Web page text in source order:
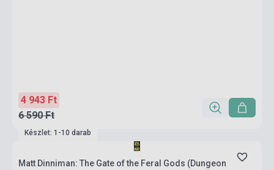
4 943 Ft
6 590 Ft
Készlet: 1-10 darab
Matt Dinniman: The Gate of the Feral Gods (Dungeon